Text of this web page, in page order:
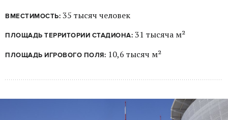
ВМЕСТИМОСТЬ: 35 тысяч человек
ПЛОЩАДЬ ТЕРРИТОРИИ СТАДИОНА: 31 тысяча м²
ПЛОЩАДЬ ИГРОВОГО ПОЛЯ: 10,6 тысяч м²